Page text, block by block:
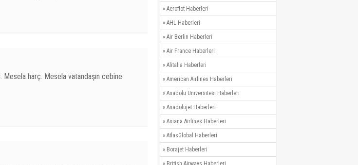
harç. Mesela vatandaşın cebine
» Aeroflot Haberleri
» AHL Haberleri
» Air Berlin Haberleri
» Air France Haberleri
» Alitalia Haberleri
» American Airlines Haberleri
» Anadolu Üniversitesi Haberleri
» Anadolujet Haberleri
» Asiana Airlines Haberleri
» AtlasGlobal Haberleri
» Borajet Haberleri
» British Airways Haberleri